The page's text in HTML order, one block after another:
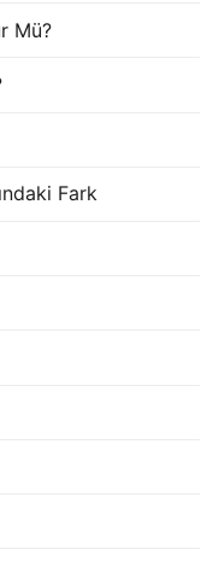
Mü?
Fark